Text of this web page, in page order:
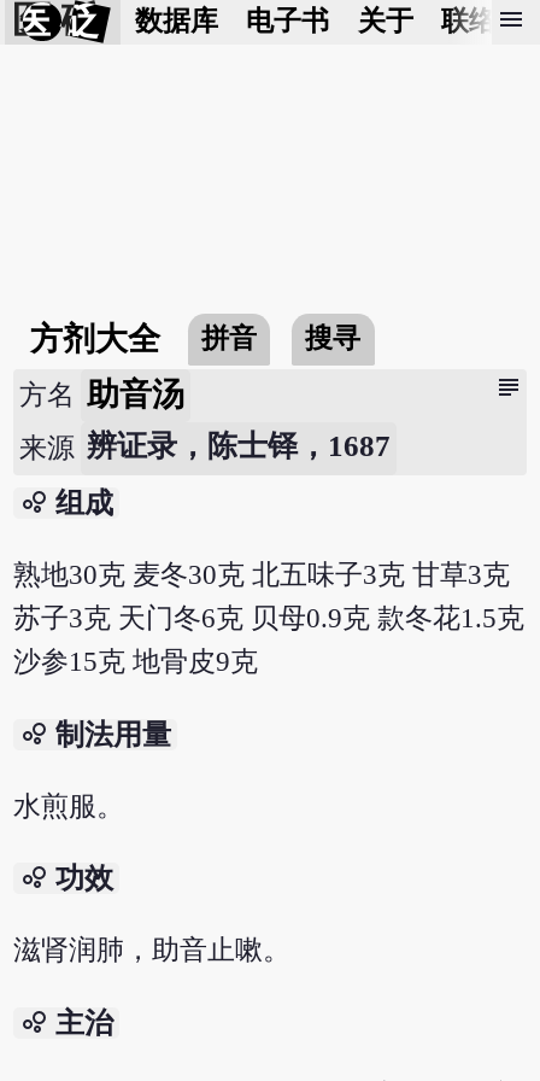
医 砭 数据库 电子书 关于 联络我
menu
方剂大全 拼音 搜寻
subject
方名 助音汤
来源 辨证录，陈士铎，1687
bubble_chart 组成
熟地30克 麦冬30克 北五味子3克 甘草3克
苏子3克 天门冬6克 贝母0.9克 款冬花1.5克
沙参15克 地骨皮9克
bubble_chart 制法用量
水煎服。
bubble_chart 功效
滋肾润肺，助音止嗽。
bubble_chart 主治